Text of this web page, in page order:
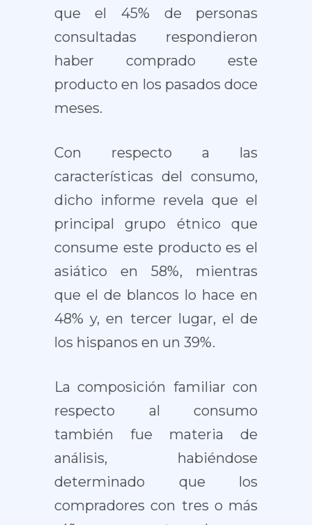
que el 45% de personas
consultadas respondieron
haber comprado este
producto en los pasados doce
meses.
Con respecto a las
características del consumo,
dicho informe revela que el
principal grupo étnico que
consume este producto es el
asiático en 58%, mientras
que el de blancos lo hace en
48% y, en tercer lugar, el de
los hispanos en un 39%.
La composición familiar con
respecto al consumo
también fue materia de
análisis, habiéndose
determinado que los
compradores con tres o más